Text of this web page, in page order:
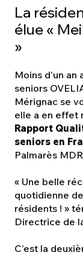
La
élue «
»
Moins d’un
seniors
Mérignac se
elle a en effet
Rapport
seniors en
Palmarès
« Une belle
quotidienne
résidents ! »
Directrice de
C’est la